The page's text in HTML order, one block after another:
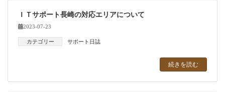
ＩＴサポート長崎の対応エリアについて
2023-07-23
カテゴリー サポート日誌
続きを読む